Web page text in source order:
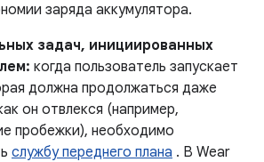
заряда аккумулятора.
задач, инициированных
когда пользователь запускает
должна продолжаться даже
он отвлекся (например,
пробежки), необходимо
службу переднего плана . В Wear